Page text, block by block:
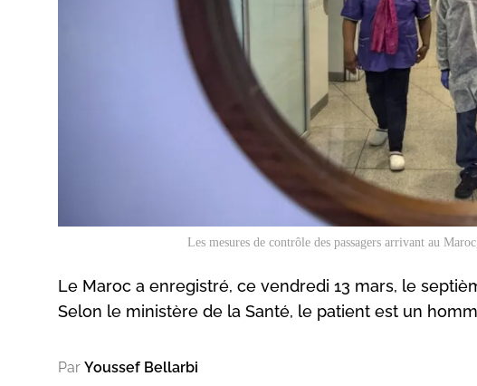
Les mesures de contrôle des passagers arrivant au
Le Maroc a enregistré, ce vendredi 13 mars, le
Selon le ministère de la Santé, le patient est un
Par Youssef Bellarbi